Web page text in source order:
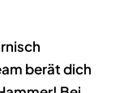
berät dich